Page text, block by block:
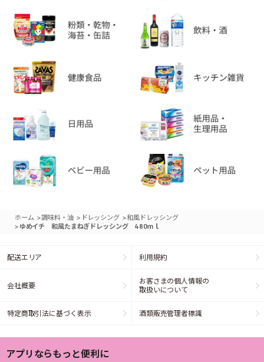
ホーム >調味料・油 > ドレッシング >和風ドレッシング
> ゆめイチ 和風たまねぎドレッシング 480ｍｌ
配送エリア 利用規約
会社概要
お客さまの個人情報の
取扱いについて
特定商取引法に基づく表示 酒類販売管理者標識
アプリならもっと便利に